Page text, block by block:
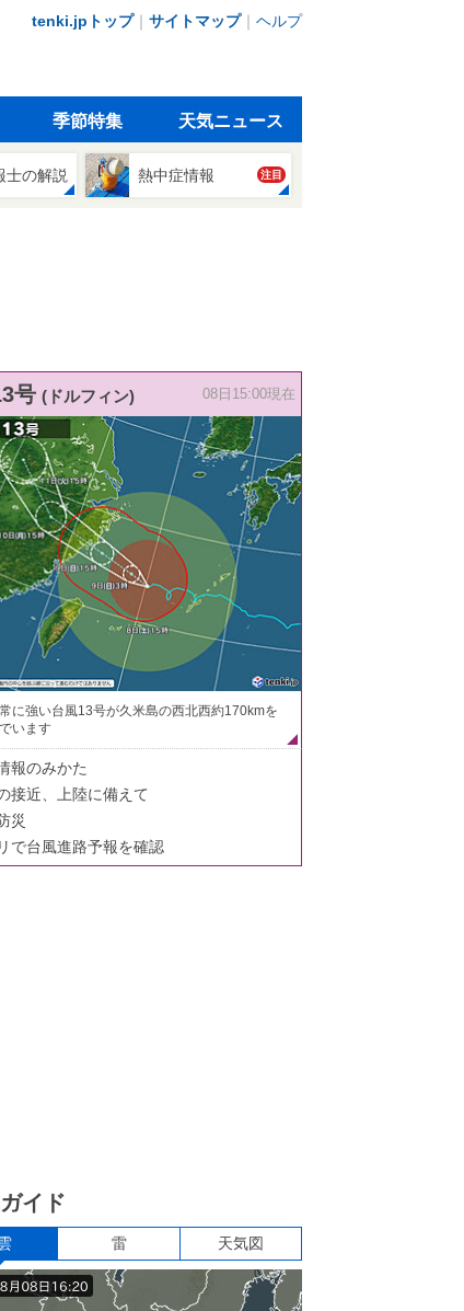
tenki.jpトップ｜ サイトマップ｜ ヘルプ
季節特集 天気ニュース
士の解説 熱中症情報 注目
号 (ドルフィン) 08日15:00現在
に強い台風13号が久米島の西北西約170kmを
います
報のみかた
接近、上陸に備えて
災
で台風進路予報を確認
イド
雷 天気図